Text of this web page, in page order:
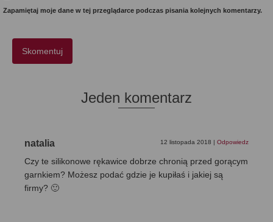
Zapamiętaj moje dane w tej przeglądarce podczas pisania kolejnych komentarzy.
Jeden komentarz
natalia 12 listopada 2018 | Odpowiedz
Czy te silikonowe rękawice dobrze chronią przed gorącym
garnkiem? Możesz podać gdzie je kupiłaś i jakiej są
firmy? 🙂